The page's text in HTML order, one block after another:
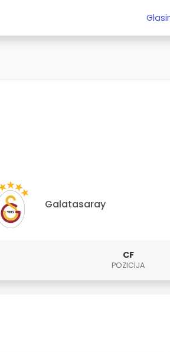
Galatasaray
CF
POZICIJA